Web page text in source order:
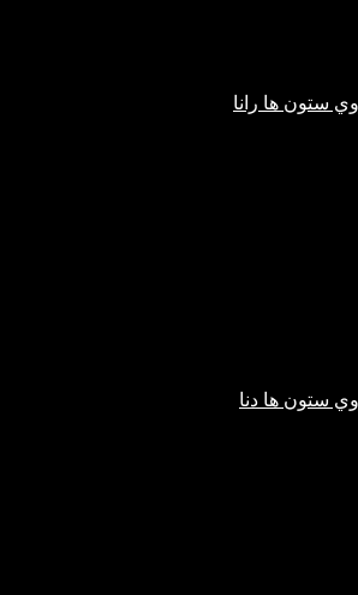
ستون ها رانا
ستون ها دنا